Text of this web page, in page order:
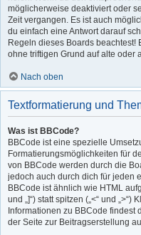
möglicherweise deaktiviert oder
Zeit vergangen. Es ist auch
du einfach eine Antwort darauf
Regeln dieses Boards beachtest!
ohne triftigen Grund auf alte oder
Nach oben
Textformatierung und
Was ist BBCode?
BBCode ist eine spezielle
Formatierungsmöglichkeiten für
von BBCode werden durch die
jedoch auch durch dich für jeden
BBCode ist ähnlich wie HTML
und „]“) statt spitzen („<“ und
Informationen zu BBCode
der Seite zur Beitragserstellung